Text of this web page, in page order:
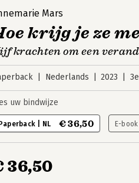
Mars
krijg je ze
krachten om een
Nederlands 2023
uw bindwijze
Paperback | NL € 36,50 E-
36,50